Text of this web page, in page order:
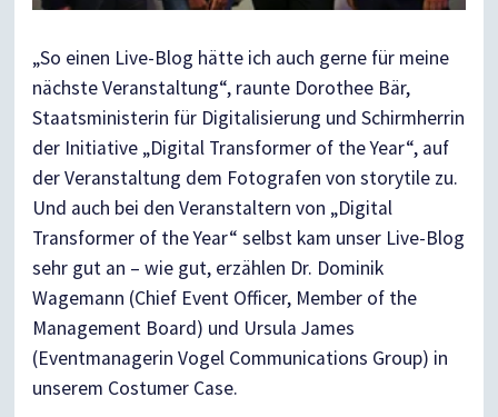
„So einen Live-Blog hätte ich auch gerne für meine
nächste Veranstaltung“, raunte Dorothee Bär,
Staatsministerin für Digitalisierung und Schirmherrin
der Initiative „Digital Transformer of the Year“, auf
der Veranstaltung dem Fotografen von storytile zu.
Und auch bei den Veranstaltern von „Digital
Transformer of the Year“ selbst kam unser Live-Blog
sehr gut an – wie gut, erzählen Dr. Dominik
Wagemann (Chief Event Officer, Member of the
Management Board) und Ursula James
(Eventmanagerin Vogel Communications Group) in
unserem Costumer Case.